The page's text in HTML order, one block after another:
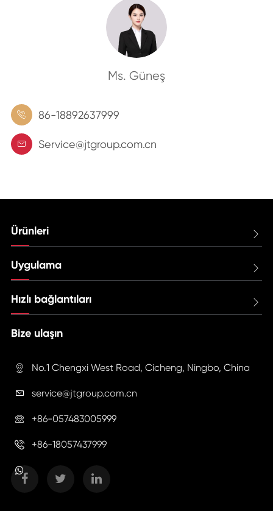
Ms. Güneş
 86-18892637999
 Service@jtgroup.com.cn
Ürünleri 
Uygulama 
Hızlı bağlantıları 
Bize ulaşın
 No.1 Chengxi West Road, Cicheng, Ningbo, China
 service@jtgroup.com.cn
 +86-057483005999
 +86-18057437999